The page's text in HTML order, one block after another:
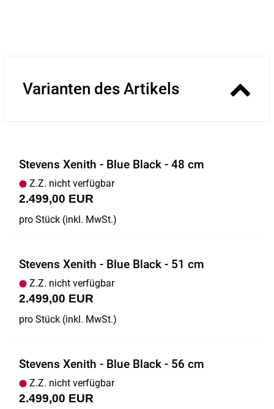
Varianten des Artikels
Stevens Xenith - Blue Black - 48 cm
Z.Z. nicht verfügbar
2.499,00 EUR
pro Stück (inkl. MwSt.)
Stevens Xenith - Blue Black - 51 cm
Z.Z. nicht verfügbar
2.499,00 EUR
pro Stück (inkl. MwSt.)
Stevens Xenith - Blue Black - 56 cm
Z.Z. nicht verfügbar
2.499,00 EUR